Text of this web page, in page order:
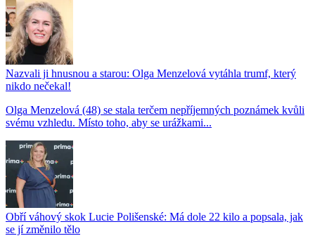
Nazvali ji hnusnou a starou: Olga Menzelová vytáhla trumf, který
nikdo nečekal!
Olga Menzelová (48) se stala terčem nepříjemných poznámek kvůli
svému vzhledu. Místo toho, aby se urážkami...
Obří váhový skok Lucie Polišenské: Má dole 22 kilo a popsala, jak
se jí změnilo tělo